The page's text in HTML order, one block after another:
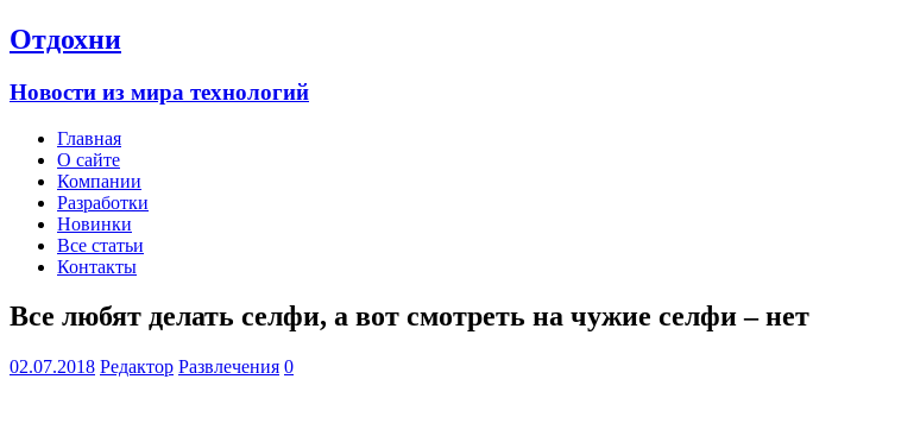
Отдохни
Новости из мира технологий
Главная
О сайте
Компании
Разработки
Новинки
Все статьи
Контакты
Все любят делать селфи, а вот смотреть на чужие селфи – нет
02.07.2018 Редактор Развлечения 0